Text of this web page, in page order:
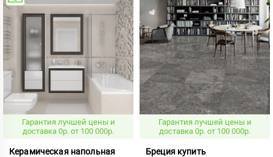
Гарантия лучшей цены и
доставка 0р. от 100 000р.
Керамическая напольная
Гарантия лучшей цены и
доставка 0р. от 100 000р.
Бреция купить